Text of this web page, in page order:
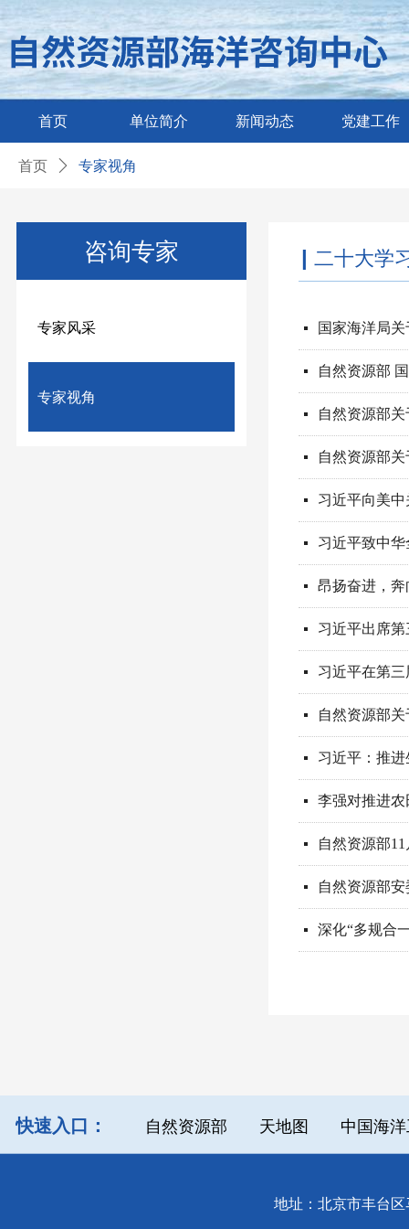
首页 单位简介 新闻动态 党建工作
首页 ꄲ 专家视角
| 二十大学
넷 国家海洋局
넷
넷 自然资源部
넷 自然资源部
넷 习近平向美
넷 习近平致中
넷 昂扬奋进，
넷 习近平出席
넷 习近平在第
넷 自然资源部
넷 习近平：推
넷
넷 自然资源部
넷 自然资源部
넷 深化“多规合
咨询专家
专家风采
专家视角
地址：北京市丰台
快速入口： 自然资源部 天地图 中国海